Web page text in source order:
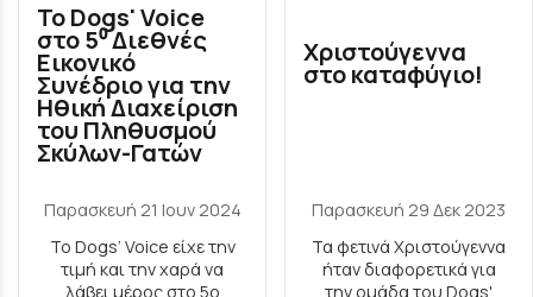
Το Dogs' Voice
στο 5⁰ Διεθνές
Εικονικό
Συνέδριο για την
Ηθική Διαχείριση
του Πληθυσμού
Σκύλων-Γατών
Παρασκευή 21 Ιουν 2024
Το Dogs’ Voice είχε την
τιμή και την χαρά να
λάβει μέρος στο 5ο
Χριστούγεννα
στο καταφύγιο!
Παρασκευή 29 Δεκ 2023
Τα φετινά Χριστούγεννα
ήταν διαφορετικά για
την ομάδα του Dogs'